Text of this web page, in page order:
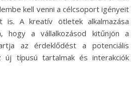
kell venni a célcsoport igényeit
is. A kreatív ötletek alkalmazása
hogy a vállalkozásod kitűnjön a
az érdeklődést a potenciális
új típusú tartalmak és interakciók